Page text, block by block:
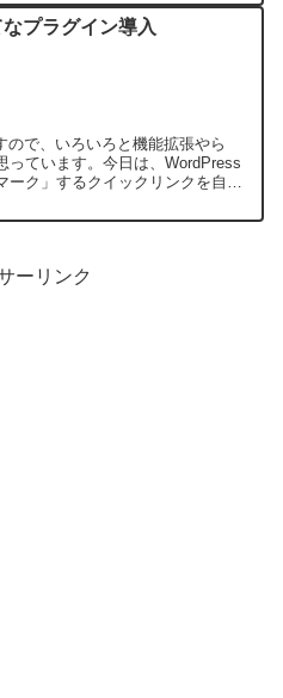
なプラグイン導入
で、いろいろと機能拡張やら
っています。今日は、WordPress
ク」するクイックリンクを自動
ーリンク